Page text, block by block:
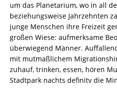
um das Planetarium, wo in all
beziehungsweise Jahrzehnten
junge Menschen ihre Freizeit
großen Wiese: aufmerksame
überwiegend Männer.
mit mutmaßlichem
zuhauf, trinken, essen, hören
Stadtpark nachts definitv die